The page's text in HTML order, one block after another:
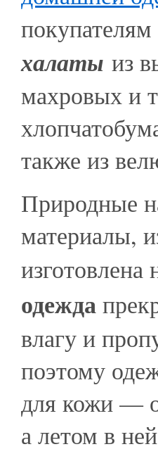
халаты из
махровых и
также из
Природные
материалы,
одежда
влагу и
поэтому
для кожи —
а летом в